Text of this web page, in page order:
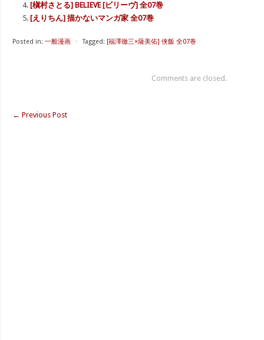
[槇村さとる] BELIEVE [ビリーヴ] 全07巻
[えりちん] 描かないマンガ家 全07巻
Posted in: 一般漫画 ⋅ Tagged: [福澤徹三×薩美佑] 侠飯 全07巻
Comments are closed.
← Previous Post